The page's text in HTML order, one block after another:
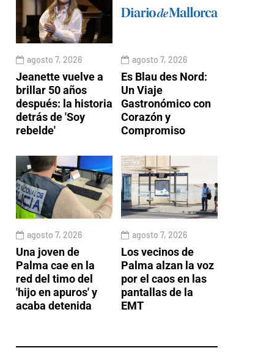
agosto 7, 2026
Jeanette vuelve a
brillar 50 años
después: la historia
detrás de 'Soy
rebelde'
agosto 7, 2026
Es Blau des Nord:
Un Viaje
Gastronómico con
Corazón y
Compromiso
agosto 7, 2026
Una joven de
Palma cae en la
red del timo del
'hijo en apuros' y
acaba detenida
agosto 7, 2026
Los vecinos de
Palma alzan la voz
por el caos en las
pantallas de la
EMT